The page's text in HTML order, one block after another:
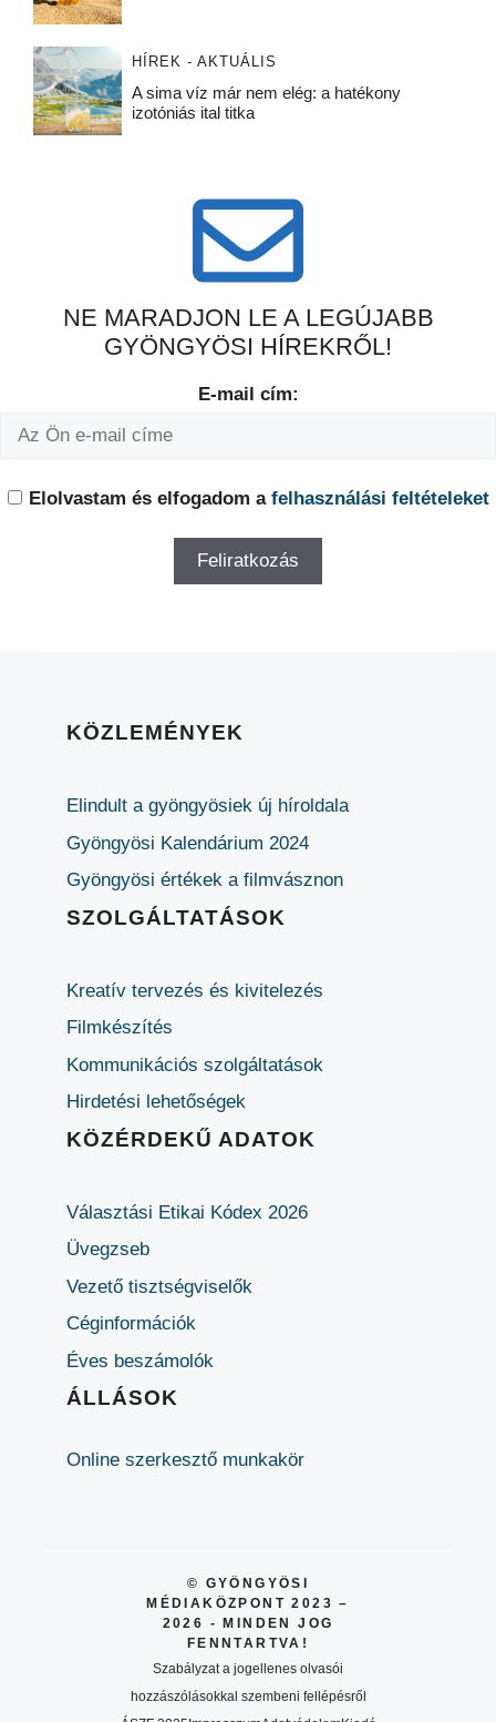
HÍREK - AKTUÁLIS
A sima víz már nem elég: a hatékony
izotóniás ital titka
NE MARADJON LE A LEGÚJABB
GYÖNGYÖSI HÍREKRŐL!
E-mail cím:
Elolvastam és elfogadom a felhasználási feltételeket
KÖZLEMÉNYEK
Elindult a gyöngyösiek új híroldala
Gyöngyösi Kalendárium 2024
Gyöngyösi értékek a filmvásznon
SZOLGÁLTATÁSOK
Kreatív tervezés és kivitelezés
Filmkészítés
Kommunikációs szolgáltatások
Hirdetési lehetőségek
KÖZÉRDEKŰ ADATOK
Választási Etikai Kódex 2026
Üvegzseb
Vezető tisztségviselők
Céginformációk
Éves beszámolók
ÁLLÁSOK
Online szerkesztő munkakör
© GYÖNGYÖSI
MÉDIAKÖZPONT 2023 –
2026 - MINDEN JOG
FENNTARTVA!
Szabályzat a jogellenes olvasói
hozzászólásokkal szembeni fellépésről